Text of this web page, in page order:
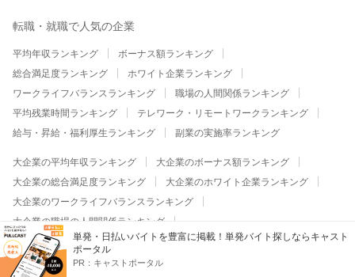
単発・日払いバイトを豊富に掲載！単発バイト探しならキャスト
ポータル
PR： キャストポータル
転職・就職で人気の企業
平均年収ランキング
ボーナス額ランキング
総合満足度ランキング
ホワイト企業ランキング
ワークライフバランスランキング
職場の人間関係ランキング
平均残業時間ランキング
テレワーク・リモートワークランキング
給与・昇給・福利厚生ランキング
副業の実施率ランキング
大企業の平均年収ランキング
大企業のボーナス額ランキング
大企業の総合満足度ランキング
大企業のホワイト企業ランキング
大企業のワークライフバランスランキング
大企業の職場の人間関係ランキング
大企業の平均残業時間ランキング
大企業のテレワーク・リモートワークランキング